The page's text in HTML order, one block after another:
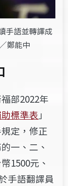
手語並轉譯成
鄭能中
部2022年
標準表」
定，修正
一、二、
1500元、
手語翻譯員